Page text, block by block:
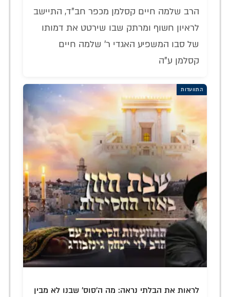
הרב שלמה חיים קסלמן מכפר חב"ד, התיישב
לראיון חשוף ומרתק שבו שירטט את דמותו
של סבו המשפיע האגדי ר' שלמה חיים
קסלמן ע"ה
התוועדות
לראות את הבלתי נראה: מה ה'סוס' שבנו לא מבין